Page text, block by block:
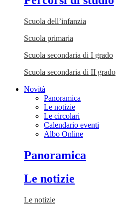
Scuola dell’infanzia
Scuola primaria
Scuola secondaria di I grado
Scuola secondaria di II grado
Novità
Panoramica
Le notizie
Le circolari
Calendario eventi
Albo Online
Panoramica
Le notizie
Le notizie